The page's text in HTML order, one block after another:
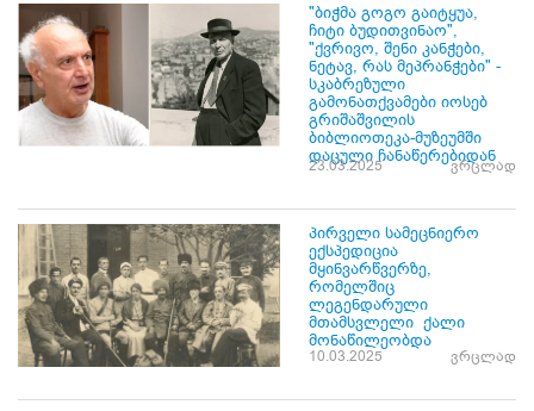
"ბიჭმა გოგო გაიტყუა,
ჩიტი ბუდითვინაო",
"ქვრივო, შენი კანჭები,
ნეტავ, რას მეპრანჭები" -
სკაბრეზული
გამონათქვამები იოსებ
გრიშაშვილის
ბიბლიოთეკა-მუზეუმში
დაცული ჩანაწერებიდან
23.03.2025 ვრცლად
პირველი სამეცნიერო
ექსპედიცია
მყინვარწვერზე,
რომელშიც
ლეგენდარული
მთამსვლელი ქალი
მონაწილეობდა
10.03.2025 ვრცლად